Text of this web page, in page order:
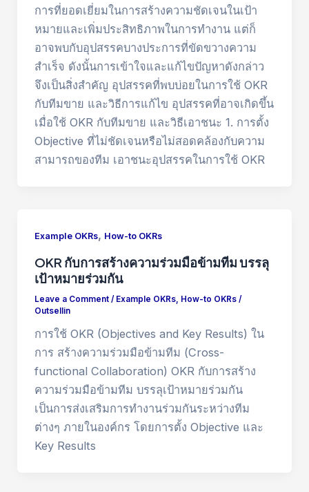
การที่ยอดเยี่ยมในการสร้างความชัดเจนในเป้า
หมายและเพิ่มประสิทธิภาพในการทำงาน แต่ก็
อาจพบกับอุปสรรคบางประการที่ขัดขวางความ
สำเร็จ ดังนั้นการเข้าใจและแก้ไขปัญหาดังกล่าว
จึงเป็นสิ่งสำคัญ อุปสรรคที่พบบ่อยในการใช้ OKR
กับทีมขาย และวิธีการแก้ไข อุปสรรคที่อาจเกิดขึ้น
เมื่อใช้ OKR กับทีมขาย และวิธีเอาชนะ 1. การตั้ง
Objective ที่ไม่ชัดเจนหรือไม่สอดคล้องกับความ
สามารถของทีม เอาชนะอุปสรรคในการใช้ OKR
Example OKRs, How-to OKRs
OKR กับการสร้างความร่วมมือข้ามทีม บรรลุ
เป้าหมายร่วมกัน
Leave a Comment / Example OKRs, How-to OKRs/
Outsellin
การใช้ OKR (Objectives and Key Results) ใน
การ สร้างความร่วมมือข้ามทีม (Cross-
functional Collaboration) OKR กับการสร้าง
ความร่วมมือข้ามทีม บรรลุเป้าหมายร่วมกัน
เป็นการส่งเสริมการทำงานร่วมกันระหว่างทีม
ต่างๆ ภายในองค์กร โดยการตั้ง Objective และ
Key Results